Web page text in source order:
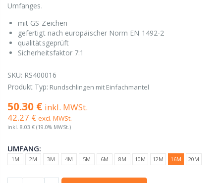
Umfanges.
mit GS-Zeichen
gefertigt nach europäischer Norm EN 1492-2
qualitätsgeprüft
Sicherheitsfaktor 7:1
SKU: RS400016
Produkt Typ: Rundschlingen mit Einfachmantel
50.30 € inkl. MWSt.
42.27 € excl. MWSt.
inkl. 8.03 € (19.0% MWSt.)
UMFANG:
1M 2M 3M 4M 5M 6M 8M 10M 12M 16M 20M